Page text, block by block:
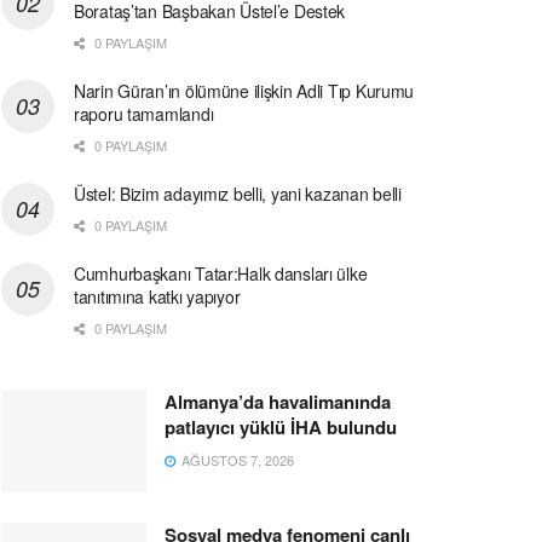
Borataş’tan Başbakan Üstel’e Destek
0 PAYLAŞIM
Narin Güran’ın ölümüne ilişkin Adli Tıp Kurumu
raporu tamamlandı
0 PAYLAŞIM
Üstel: Bizim adayımız belli, yani kazanan belli
0 PAYLAŞIM
Cumhurbaşkanı Tatar:Halk dansları ülke
tanıtımına katkı yapıyor
0 PAYLAŞIM
Almanya’da havalimanında
patlayıcı yüklü İHA bulundu
AĞUSTOS 7, 2026
Sosyal medya fenomeni canlı